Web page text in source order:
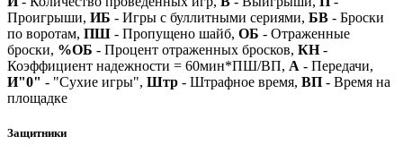
Проигрыши, ИБ - Игры с буллитными сериями, БВ - Броски
по воротам, ПШ - Пропущено шайб, ОБ - Отраженные
броски, %ОБ - Процент отраженных бросков, КН-
Коэффициент надежности = 60мин*ПШ/ВП, А - Передачи,
И"0" - "Сухие игры", Штр - Штрафное время, ВП - Время на
площадке
Защитники